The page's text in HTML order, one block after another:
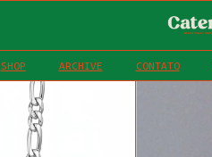
SHOP ARCHIVE CONTATO